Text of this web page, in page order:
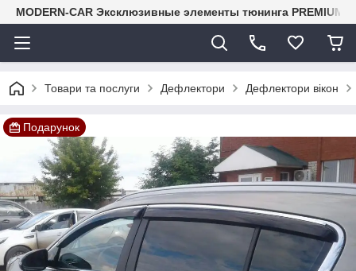
MODERN-CAR Эксклюзивные элементы тюнинга PREMIUM-
Товари та послуги Дефлектори Дефлектори вікон
Подарунок